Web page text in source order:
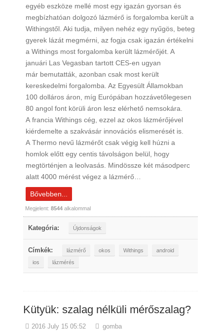
egyéb eszköze mellé most egy igazán gyorsan és
megbízhatóan dolgozó lázmérő is forgalomba került a
Withingstől. Aki tudja, milyen nehéz egy nyűgös, beteg
gyerek lázát megmérni, az fogja csak igazán értékelni
a Withings most forgalomba került lázmérőjét. A
januári Las Vegasban tartott CES-en ugyan
már bemutatták, azonban csak most került
kereskedelmi forgalomba. Az Egyesült Államokban
100 dolláros áron, míg Európában hozzávetőlegesen
80 angol font körüli áron lesz elérhető nemsokára.
A francia Withings cég, ezzel az okos lázmérőjével
kiérdemelte a szakvásár innovációs elismerését is.
A Thermo nevű lázmérőt csak végig kell húzni a
homlok előtt egy centis távolságon belül, hogy
megtörténjen a leolvasás. Mindössze két másodperc
alatt 4000 mérést végez a lázmérő…
Bővebben...
Megjelent: 8544alkalommal
Kategória: Újdonságok
Címkék: lázmérő okos Withings
android
ios
lázmérés
Kütyük: szalag nélküli mérőszalag?
2016 July 15 05:52 gomba